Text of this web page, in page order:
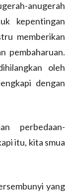
anugerah
kepentingan
memberikan
pembaharuan.
oleh
dengan
perbedaan-
itu, kita smua
yang